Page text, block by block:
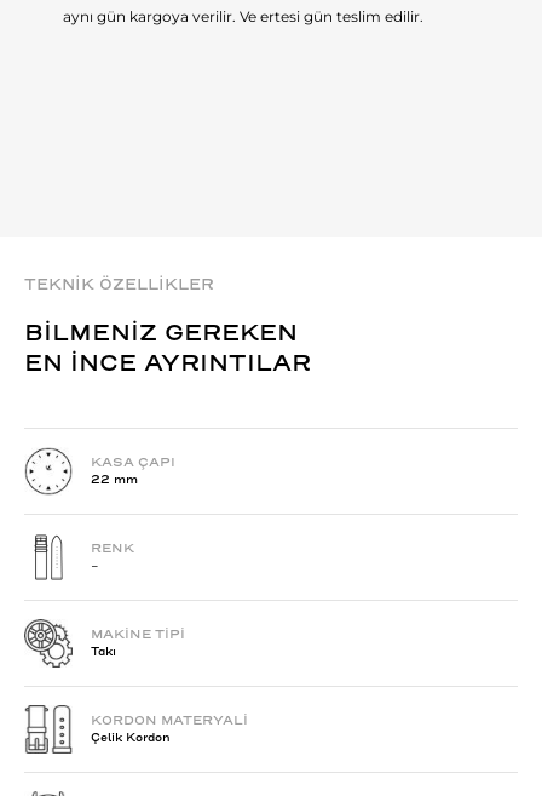
aynı gün kargoya verilir. Ve ertesi gün teslim edilir.
TEKNİK ÖZELLİKLER
BİLMENİZ GEREKEN
EN İNCE AYRINTILAR
KASA ÇAPI
22 mm
RENK
-
MAKİNE TİPİ
Takı
KORDON MATERYALİ
Çelik Kordon